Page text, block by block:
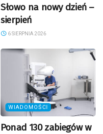
Słowo na nowy dzień –
sierpień
6 SIERPNIA 2026
WIADOMOŚCI
Ponad 130 zabiegów w